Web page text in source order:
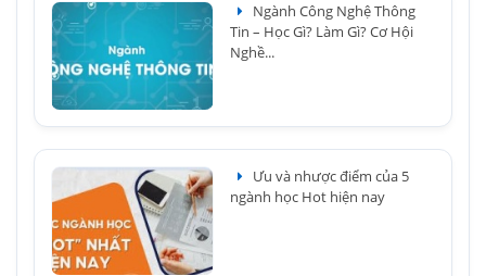
Ngành Công Nghệ Thông
Tin – Học Gì? Làm Gì? Cơ Hội
Nghề...
Ưu và nhược điểm của 5
ngành học Hot hiện nay